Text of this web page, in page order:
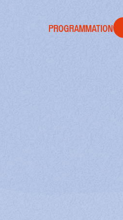
PROGRAMMATION